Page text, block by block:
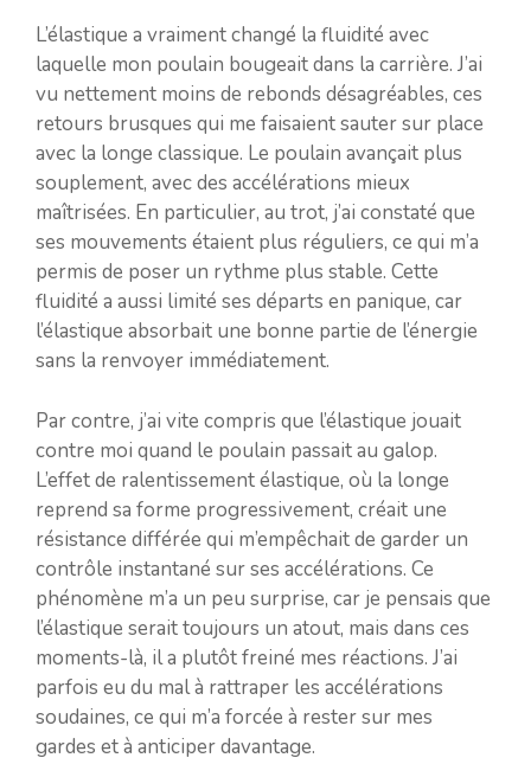
L’élastique a vraiment changé la fluidité avec
laquelle mon poulain bougeait dans la carrière. J’ai
vu nettement moins de rebonds désagréables, ces
retours brusques qui me faisaient sauter sur place
avec la longe classique. Le poulain avançait plus
souplement, avec des accélérations mieux
maîtrisées. En particulier, au trot, j’ai constaté que
ses mouvements étaient plus réguliers, ce qui m’a
permis de poser un rythme plus stable. Cette
fluidité a aussi limité ses départs en panique, car
l’élastique absorbait une bonne partie de l’énergie
sans la renvoyer immédiatement.
Par contre, j’ai vite compris que l’élastique jouait
contre moi quand le poulain passait au galop.
L’effet de ralentissement élastique, où la longe
reprend sa forme progressivement, créait une
résistance différée qui m’empêchait de garder un
contrôle instantané sur ses accélérations. Ce
phénomène m’a un peu surprise, car je pensais que
l’élastique serait toujours un atout, mais dans ces
moments-là, il a plutôt freiné mes réactions. J’ai
parfois eu du mal à rattraper les accélérations
soudaines, ce qui m’a forcée à rester sur mes
gardes et à anticiper davantage.